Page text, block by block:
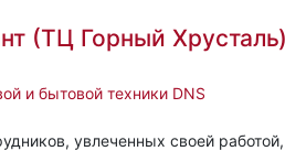
(ТЦ Горный Хрусталь)
и бытовой техники DNS
увлеченных своей